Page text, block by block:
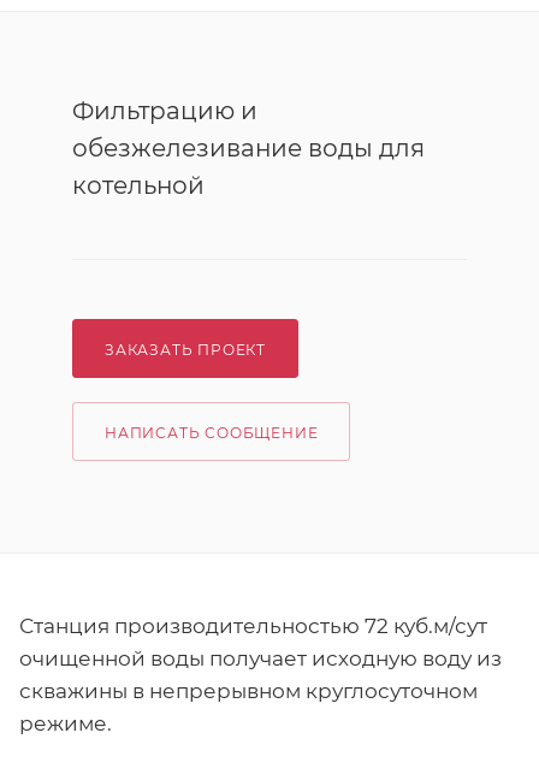
Фильтрацию и
обезжелезивание воды для
котельной
ЗАКАЗАТЬ ПРОЕКТ
НАПИСАТЬ СООБЩЕНИЕ
Станция производительностью 72 куб.м/сут
очищенной воды получает исходную воду из
скважины в непрерывном круглосуточном
режиме.